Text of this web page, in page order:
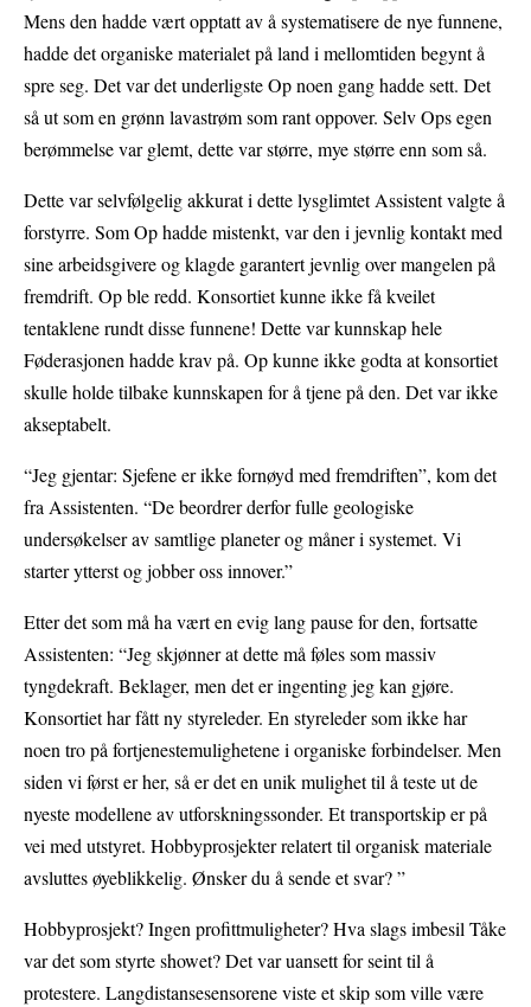
Mens den hadde vært opptatt av å systematisere de nye funnene,
hadde det organiske materialet på land i mellomtiden begynt å
spre seg. Det var det underligste Op noen gang hadde sett. Det
så ut som en grønn lavastrøm som rant oppover. Selv Ops egen
berømmelse var glemt, dette var større, mye større enn som så.
Dette var selvfølgelig akkurat i dette lysglimtet Assistent valgte å
forstyrre. Som Op hadde mistenkt, var den i jevnlig kontakt med
sine arbeidsgivere og klagde garantert jevnlig over mangelen på
fremdrift. Op ble redd. Konsortiet kunne ikke få kveilet
tentaklene rundt disse funnene! Dette var kunnskap hele
Føderasjonen hadde krav på. Op kunne ikke godta at konsortiet
skulle holde tilbake kunnskapen for å tjene på den. Det var ikke
akseptabelt.
“Jeg gjentar: Sjefene er ikke fornøyd med fremdriften”, kom det
fra Assistenten. “De beordrer derfor fulle geologiske
undersøkelser av samtlige planeter og måner i systemet. Vi
starter ytterst og jobber oss innover.”
Etter det som må ha vært en evig lang pause for den, fortsatte
Assistenten: “Jeg skjønner at dette må føles som massiv
tyngdekraft. Beklager, men det er ingenting jeg kan gjøre.
Konsortiet har fått ny styreleder. En styreleder som ikke har
noen tro på fortjenestemulighetene i organiske forbindelser. Men
siden vi først er her, så er det en unik mulighet til å teste ut de
nyeste modellene av utforskningssonder. Et transportskip er på
vei med utstyret. Hobbyprosjekter relatert til organisk materiale
avsluttes øyeblikkelig. Ønsker du å sende et svar? ”
Hobbyprosjekt? Ingen profittmuligheter? Hva slags imbesil Tåke
var det som styrte showet? Det var uansett for seint til å
protestere. Langdistansesensorene viste et skip som ville være